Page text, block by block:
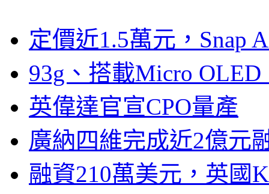
定價近1.5萬元，Snap
93g、搭載Micro
英偉達官宣CPO量產
廣納四維完成近2億元
融資210萬美元，英國